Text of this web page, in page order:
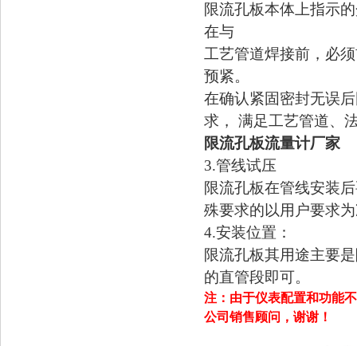
限流孔板本体上指示
在与
工艺管道焊接前，必
预紧。
在确认紧固密封无误
求，
满足工艺管道、
限流孔板流量计厂家
3.管线试压
限流孔板在管线安装
殊要求的以用户要求
4.安装位置：
限流孔板其用途主要
的直管段即可。
注：由于仪表配置和功能
公司销售顾问，谢谢！